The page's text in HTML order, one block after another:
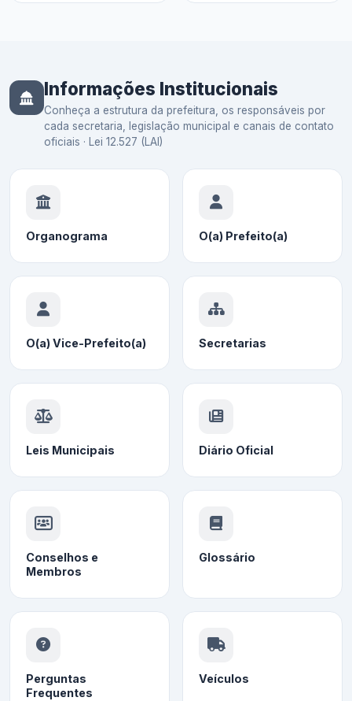
Informações Institucionais
Conheça a estrutura da prefeitura, os responsáveis por
cada secretaria, legislação municipal e canais de contato
oficiais · Lei 12.527 (LAI)
Organograma O(a) Prefeito(a)
O(a) Vice-Prefeito(a) Secretarias
Leis Municipais Diário Oficial
Conselhos e
Membros
Glossário
Perguntas
Frequentes
Veículos